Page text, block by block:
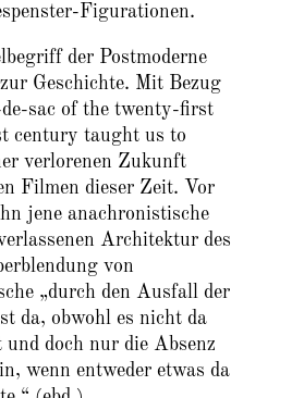
Figurationen.
der Postmoderne
Geschichte. Mit Bezug
sac of the twenty-first
century taught us to
verlorenen Zukunft
Filmen dieser Zeit. Vor
jene anachronistische
Architektur des
von
„durch den Ausfall der
da, obwohl es nicht da
doch nur die Absenz
wenn entweder etwas da